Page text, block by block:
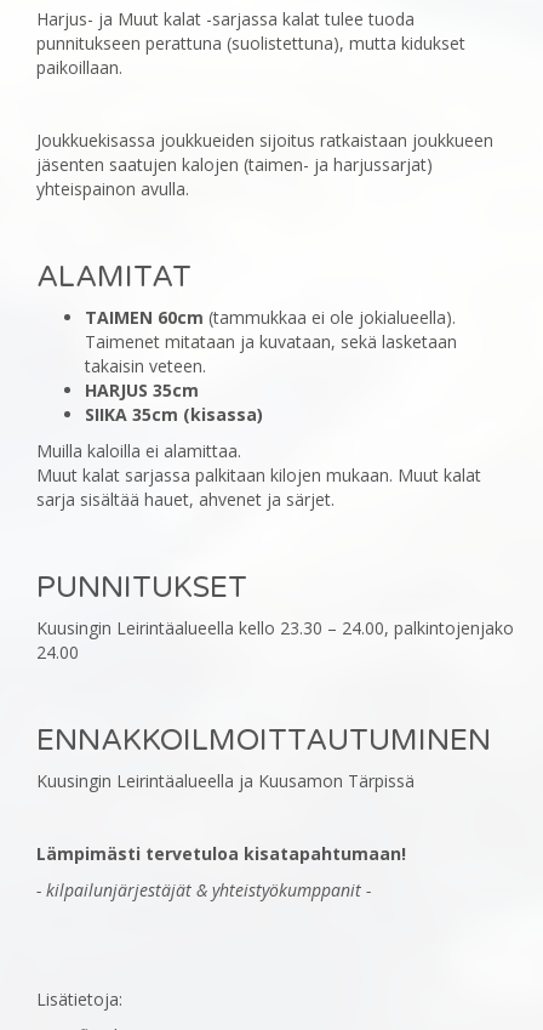
Harjus- ja Muut kalat -sarjassa kalat tulee tuoda
punnitukseen perattuna (suolistettuna), mutta kidukset
paikoillaan.
Joukkuekisassa joukkueiden sijoitus ratkaistaan joukkueen
jäsenten saatujen kalojen (taimen- ja ‎harjussarjat)
yhteispainon avulla.
ALAMITAT
TAIMEN 60cm (tammukkaa ei ole jokialueella).
Taimenet mitataan ja kuvataan, sekä lasketaan
takaisin veteen.
HARJUS 35cm
SIIKA 35cm (kisassa)
Muilla kaloilla ei alamittaa.
Muut kalat sarjassa palkitaan kilojen mukaan. Muut kalat
sarja sisältää hauet, ahvenet ja särjet.
PUNNITUKSET
Kuusingin Leirintäalueella kello 23.30 – 24.00, palkintojenjako
24.00
ENNAKKOILMOITTAUTUMINEN
Kuusingin Leirintäalueella ja Kuusamon Tärpissä
Lämpimästi tervetuloa kisatapahtumaan!
- kilpailunjärjestäjät & yhteistyökumppanit -
Lisätietoja: